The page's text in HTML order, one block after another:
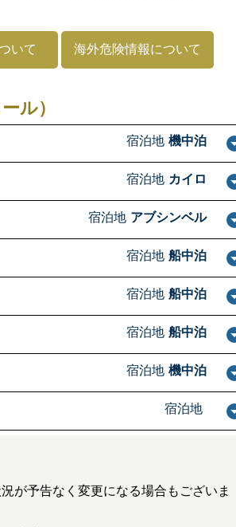
いて 海外危険情報について
ル）
宿泊地 機中泊
宿泊地 カイロ
宿泊地 アブシンベル
宿泊地 船中泊
宿泊地 船中泊
宿泊地 船中泊
宿泊地 機中泊
宿泊地
が予告なく変更になる場合もございま